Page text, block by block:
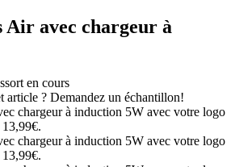
Air avec chargeur à
en cours
article ? Demandez un échantillon!